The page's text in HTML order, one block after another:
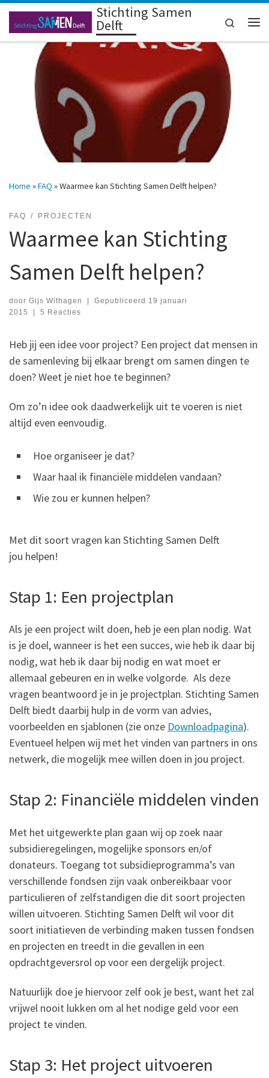
Ga naar inhoud Stichting Samen
Delft
Search
Home »FAQ »Waarmee kan Stichting Samen Delft helpen?
FAQ PROJECTEN
Waarmee kan Stichting
Samen Delft helpen?
door Gijs Withagen Gepubliceerd 19 januari
2015
5 Reacties
Heb jij een idee voor project? Een project dat mensen in
de samenleving bij elkaar brengt om samen dingen te
doen? Weet je niet hoe te beginnen?
Om zo’n idee ook daadwerkelijk uit te voeren is niet
altijd even eenvoudig.
Hoe organiseer je dat?
Waar haal ik financiële middelen vandaan?
Wie zou er kunnen helpen?
Met dit soort vragen kan Stichting Samen Delft
jou helpen!
Stap 1: Een projectplan
Als je een project wilt doen, heb je een plan nodig. Wat
is je doel, wanneer is het een succes, wie heb ik daar bij
nodig, wat heb ik daar bij nodig en wat moet er
allemaal gebeuren en in welke volgorde. Als deze
vragen beantwoord je in je projectplan. Stichting Samen
Delft biedt daarbij hulp in de vorm van advies,
voorbeelden en sjablonen (zie onze Downloadpagina).
Eventueel helpen wij met het vinden van partners in ons
netwerk, die mogelijk mee willen doen in jou project.
Stap 2: Financiële middelen vinden
Met het uitgewerkte plan gaan wij op zoek naar
subsidieregelingen, mogelijke sponsors en/of
donateurs. Toegang tot subsidieprogramma’s van
verschillende fondsen zijn vaak onbereikbaar voor
particulieren of zelfstandigen die dit soort projecten
willen uitvoeren. Stichting Samen Delft wil voor dit
soort initiatieven de verbinding maken tussen fondsen
en projecten en treedt in die gevallen in een
opdrachtgeversrol op voor een dergelijk project.
Natuurlijk doe je hiervoor zelf ook je best, want het zal
vrijwel nooit lukken om al het nodige geld voor een
project te vinden.
Stap 3: Het project uitvoeren